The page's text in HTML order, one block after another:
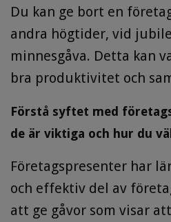
Du kan ge bort en
andra högtider, vid
minnesgåva. Detta kan
bra produktivitet och
Förstå syftet med
de är viktiga och hur du
Företagspresenter har
och effektiv del av
att ge gåvor som visar